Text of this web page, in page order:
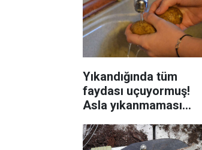
Yıkandığında tüm
faydası uçuyormuş!
Asla yıkanmaması